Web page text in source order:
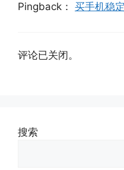
Pingback： 买手机稳
评论已关闭。
搜索